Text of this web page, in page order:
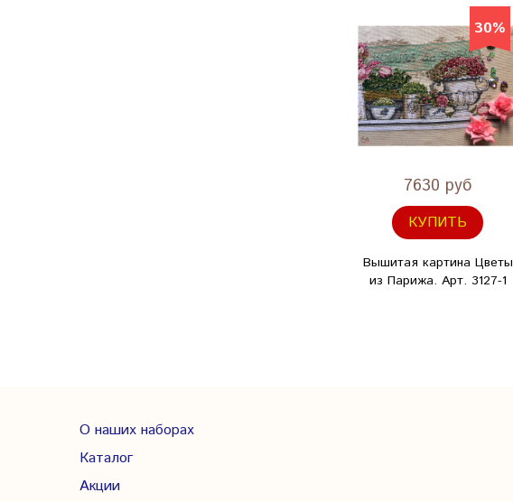
30%
7630 руб
КУПИТЬ
Вышитая картина Цветы
из Парижа. Арт. 3127-1
О наших наборах
Каталог
Акции